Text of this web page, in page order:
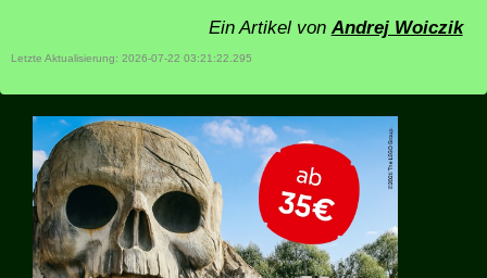
Ein Artikel vonAndrej Woiczik
Letzte Aktualisierung: 2026-07-22 03:21:22.295